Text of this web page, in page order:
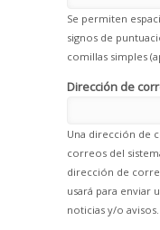
Se permiten
signos de
comillas simples
Dirección de
Una dirección de
correos del
dirección de
usará para enviar
noticias y/o avisos.